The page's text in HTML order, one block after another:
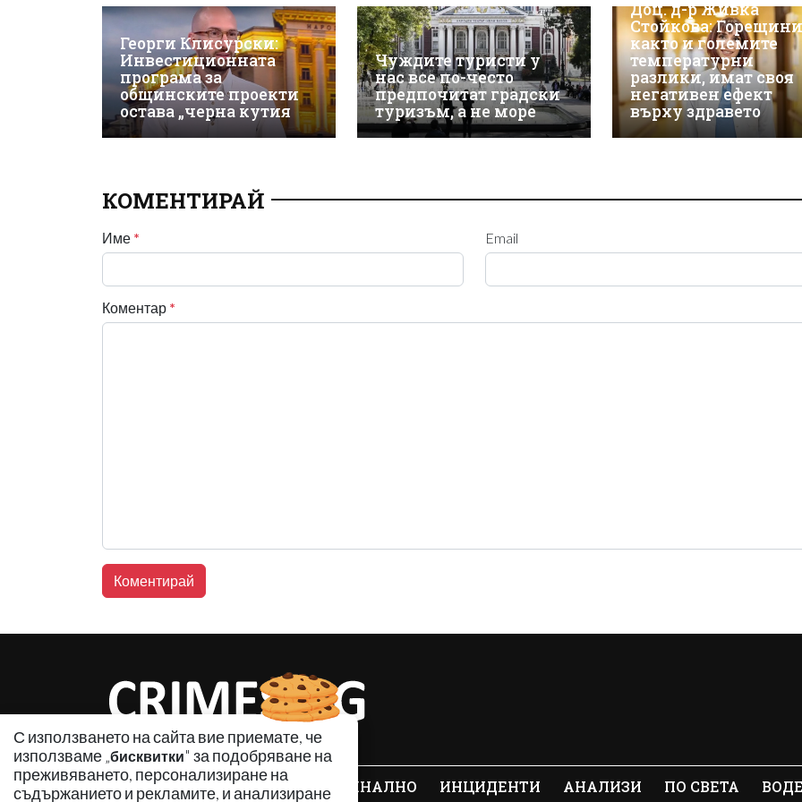
Георги Клисурски:
Инвестиционната
програма за
общинските проекти
остава „черна кутия
Чуждите туристи у
нас все по-често
предпочитат градски
туризъм, а не море
Доц. д-р Живка
Стойкова:
както и големите
температурни
разлики, имат своя
негативен ефект
върху здравето
КОМЕНТИРАЙ
Име * Email
Коментар *
С използването на сайта вие приемате, че
използваме „бисквитки" за подобряване на
преживяването, персонализиране на
съдържанието и рекламите, и анализиранеКРИМИНАЛНО ИНЦИДЕНТИ АНАЛИЗИ ПО СВЕТА